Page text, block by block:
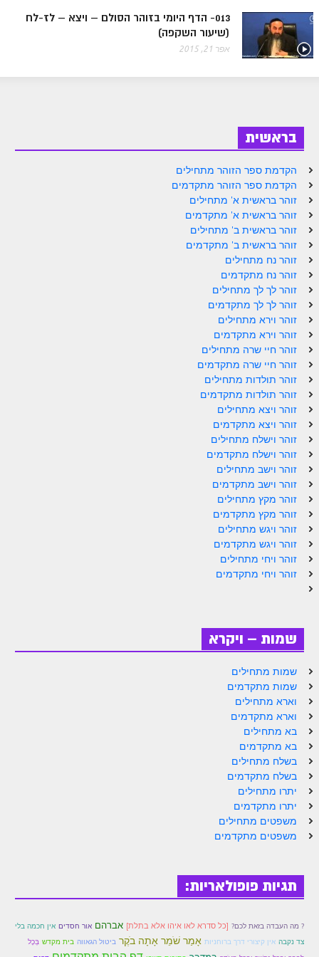
ספר הזוהר בראשית ב' מתחילים
ספר הזוהר בראשית ב' מתקדמים
ספר הזוהר לך לך מתחילים
ספר הזוהר וירא מתחילים
ספר הזוהר וירא מתקדמים
ספר הזוהר חיי שרה מתחילים
ספר הזוהר תולדות מתחילים
ספר הזוהר תולדות מתקדמים
ספר הזוהר ויצא מתחילים
ספר הזוהר ויצא מתקדמים
ספר הזוהר וישלח מתחילים
הזוהר הקדוש וישלח מתקדמים
הזוהר הקדוש וישב מתחילים
הזוהר הקדוש וישב מתקדמים
הזוהר הקדוש מקץ מתחילים
הזוהר הקדוש מקץ מתקדמים
הזוהר הקדוש ויגש מתחילים
הזוהר הקדוש ויגש מתקדמים
הזוהר הקדוש ויחי מתקדמים
הזוהר הקדוש שמות מתחילים
הזוהר הקדוש שמות מתקדמים
הזוהר הקדוש וארא מתחילים
הזוהר הקדוש וארא מתקדמים
הזוהר הקדוש בא מתחילים
הזוהר הקדוש בא מתקדמים
הזוהר הקדוש בשלח מתקדמים
הזוהר הקדוש יתרו מתחילים
הזוהר הקדוש יתרו מתקדמים
משפטים מתחילים
013- הדף היומי בזוהר הסולם – ויצא – לז-לח
(שיעור השקפה)
אפר 21, 2015
בראשית
הקדמת ספר הזוהר מתחילים
הקדמת ספר הזוהר מתקדמים
זוהר בראשית א' מתחילים
זוהר בראשית א' מתקדמים
זוהר בראשית ב' מתחילים
זוהר בראשית ב' מתקדמים
זוהר נח מתחילים
זוהר נח מתקדמים
זוהר לך לך מתחילים
זוהר לך לך מתקדמים
זוהר וירא מתחילים
זוהר וירא מתקדמים
זוהר חיי שרה מתחילים
זוהר חיי שרה מתקדמים
זוהר תולדות מתחילים
זוהר תולדות מתקדמים
זוהר ויצא מתחילים
זוהר ויצא מתקדמים
זוהר וישלח מתחילים
זוהר וישלח מתקדמים
זוהר וישב מתחילים
זוהר וישב מתקדמים
זוהר מקץ מתחילים
זוהר מקץ מתקדמים
זוהר ויגש מתחילים
זוהר ויגש מתקדמים
זוהר ויחי מתחילים
זוהר ויחי מתקדמים
שמות – ויקרא
שמות מתחילים
שמות מתקדמים
וארא מתחילים
וארא מתקדמים
בא מתחילים
בא מתקדמים
בשלח מתחילים
בשלח מתקדמים
יתרו מתחילים
יתרו מתקדמים
משפטים מתחילים
משפטים מתקדמים
תגיות פופולאריות:
? מה העבדה בזאת לכם? [כל סדרא לאו איהו אלא בתלת] אברהם אור חסדים אין חכמה בלי
צד נקבה אין קיצורי דרך ברוחניות אָמַר שֹׁמֵר אָתָה בֹקֶר ביטול הגאווה בית מקדש בְּכָל